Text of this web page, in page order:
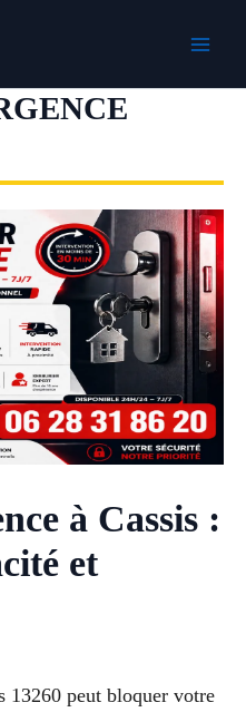
à Cassis :
et
13260 peut bloquer votre